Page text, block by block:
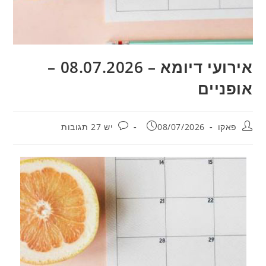
אירועי דיומא – 08.07.2026 –
אופניים
מחבר:פאקו פורסם:
08/07/2026 תגובות:
יש 27 תגובות